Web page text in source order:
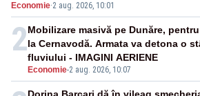
pensii
Economie·2 aug. 2026, 10:01
2
Economie-2 aug. 2026, 10:07
Mobilizare masivă pe Dunăre,
la Cernavodă. Armata va detona o
fluviului - IMAGINI AERIENE